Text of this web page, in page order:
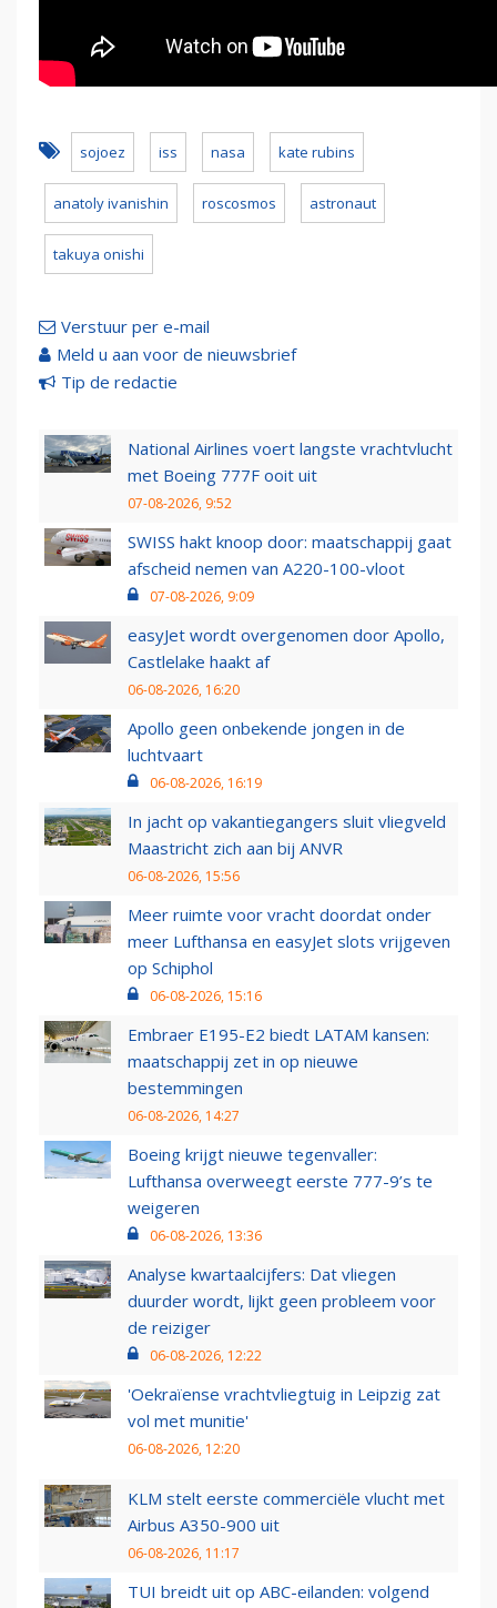
sojoez iss nasa kate rubins
anatoly ivanishin roscosmos astronaut
takuya onishi
Verstuur per e-mail
Meld u aan voor de nieuwsbrief
Tip de redactie
National Airlines voert langste vrachtvlucht
met Boeing 777F ooit uit
07-08-2026, 9:52
SWISS hakt knoop door: maatschappij gaat
afscheid nemen van A220-100-vloot
07-08-2026, 9:09
easyJet wordt overgenomen door Apollo,
Castlelake haakt af
06-08-2026, 16:20
Apollo geen onbekende jongen in de
luchtvaart
06-08-2026, 16:19
In jacht op vakantiegangers sluit vliegveld
Maastricht zich aan bij ANVR
06-08-2026, 15:56
Meer ruimte voor vracht doordat onder
meer Lufthansa en easyJet slots vrijgeven
op Schiphol
06-08-2026, 15:16
Embraer E195-E2 biedt LATAM kansen:
maatschappij zet in op nieuwe
bestemmingen
06-08-2026, 14:27
Boeing krijgt nieuwe tegenvaller:
Lufthansa overweegt eerste 777-9’s te
weigeren
06-08-2026, 13:36
Analyse kwartaalcijfers: Dat vliegen
duurder wordt, lijkt geen probleem voor
de reiziger
06-08-2026, 12:22
'Oekraïense vrachtvliegtuig in Leipzig zat
vol met munitie'
06-08-2026, 12:20
KLM stelt eerste commerciële vlucht met
Airbus A350-900 uit
06-08-2026, 11:17
TUI breidt uit op ABC-eilanden: volgend